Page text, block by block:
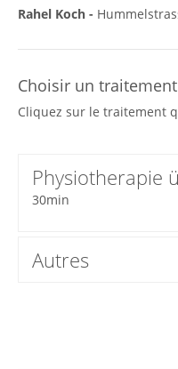
Rahel Koch -
Choisir un traitement
Cliquez sur le traitement
Physiotherapie
30min
Autres